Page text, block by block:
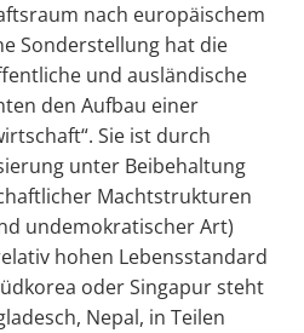
nach europäischem
Sonderstellung hat die
und ausländische
den Aufbau einer
Sie ist durch
unter Beibehaltung
Machtstrukturen
undemokratischer Art)
hohen Lebensstandard
oder Singapur steht
Nepal, in Teilen